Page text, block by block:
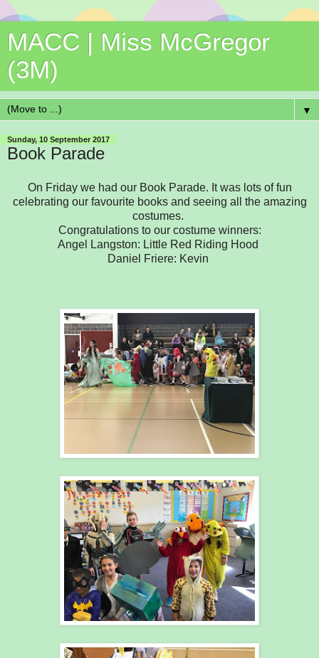
MACC | Miss McGregor
(3M)
▼
Sunday, 10 September 2017
Book Parade
On Friday we had our Book Parade. It was lots of fun
celebrating our favourite books and seeing all the amazing
costumes.
Congratulations to our costume winners:
Angel Langston: Little Red Riding Hood
Daniel Friere: Kevin